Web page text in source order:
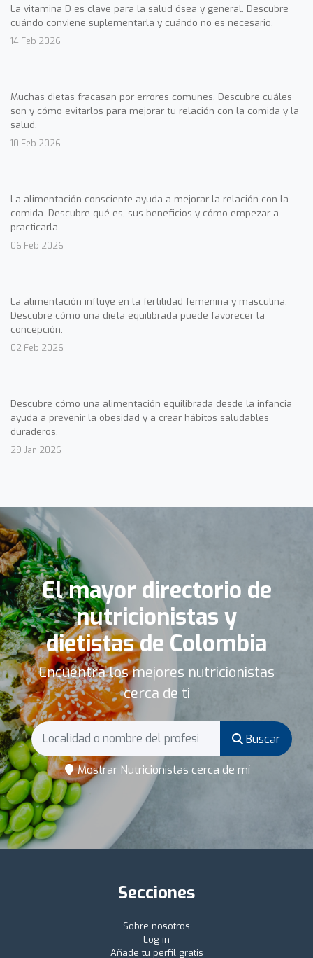
La vitamina D es clave para la salud ósea y general. Descubre
cuándo conviene suplementarla y cuándo no es necesario.
14 Feb 2026
Muchas dietas fracasan por errores comunes. Descubre cuáles
son y cómo evitarlos para mejorar tu relación con la comida y la
salud.
10 Feb 2026
La alimentación consciente ayuda a mejorar la relación con la
comida. Descubre qué es, sus beneficios y cómo empezar a
practicarla.
06 Feb 2026
La alimentación influye en la fertilidad femenina y masculina.
Descubre cómo una dieta equilibrada puede favorecer la
concepción.
02 Feb 2026
Descubre cómo una alimentación equilibrada desde la infancia
ayuda a prevenir la obesidad y a crear hábitos saludables
duraderos.
29 Jan 2026
El mayor directorio de
nutricionistas y
dietistas de Colombia
Encuentra los mejores nutricionistas
cerca de ti
Buscar
Mostrar Nutricionistas cerca de mí
Secciones
Sobre nosotros
Log in
Añade tu perfil gratis